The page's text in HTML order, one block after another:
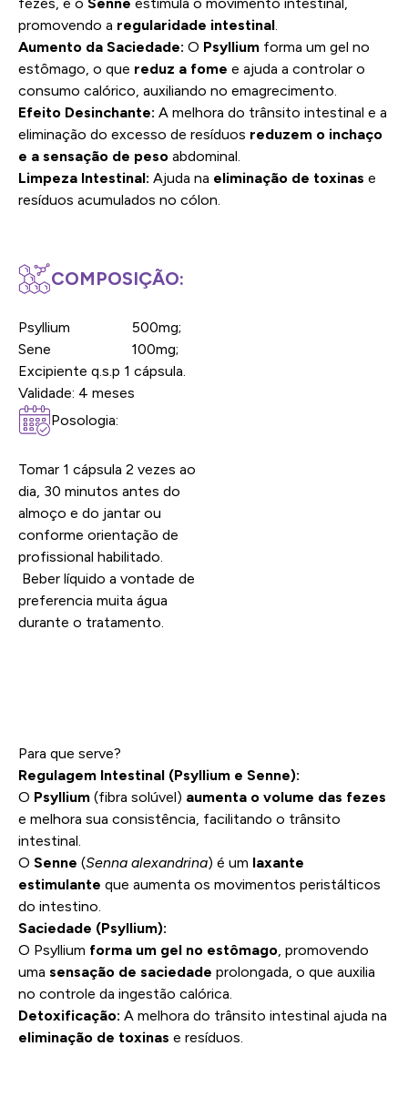
promovendo a regularidade intestinal.
Aumento da Saciedade: O Psyllium forma um gel no
estômago, o que reduz a fome e ajuda a controlar o
consumo calórico, auxiliando no emagrecimento.
Efeito Desinchante: A melhora do trânsito intestinal e a
eliminação do excesso de resíduos reduzem o inchaço
e a sensação de peso abdominal.
Limpeza Intestinal: Ajuda na eliminação de toxinas e
resíduos acumulados no cólon.
COMPOSIÇÃO:
Psyllium 500mg;
Sene 100mg;
Excipiente q.s.p 1 cápsula.
Validade: 4 meses
Posologia:
Tomar 1 cápsula 2 vezes ao
dia, 30 minutos antes do
almoço e do jantar ou
conforme orientação de
profissional habilitado.
Beber líquido a vontade de
preferencia muita água
durante o tratamento.
Para que serve?
Regulagem Intestinal (Psyllium e Senne):
O Psyllium (fibra solúvel) aumenta o volume das fezes
e melhora sua consistência, facilitando o trânsito
intestinal.
O Senne (Senna alexandrina) é um laxante
estimulante que aumenta os movimentos peristálticos
do intestino.
Saciedade (Psyllium):
O Psyllium forma um gel no estômago, promovendo
uma sensação de saciedade prolongada, o que auxilia
no controle da ingestão calórica.
Detoxificação: A melhora do trânsito intestinal ajuda na
eliminação de toxinas e resíduos.